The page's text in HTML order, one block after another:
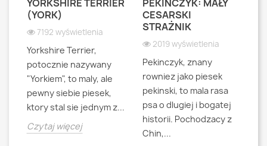
YORKSHIRE TERRIER
(YORK)
7192 wyświetlenia
Yorkshire Terrier,
potocznie nazywany
"Yorkiem", to maly, ale
pewny siebie piesek,
ktory stal sie jednym z...
Czytaj więcej
PEKIŃCZYK: MAŁY
CESARSKI
STRAŻNIK
2019 wyświetlenia
Pekinczyk, znany
rowniez jako piesek
pekinski, to mala rasa
psa o dlugiej i bogatej
historii. Pochodzacy z
Chin,...